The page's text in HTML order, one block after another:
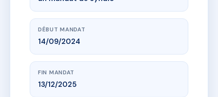
DÉBUT MANDAT
14/09/2024
FIN MANDAT
13/12/2025